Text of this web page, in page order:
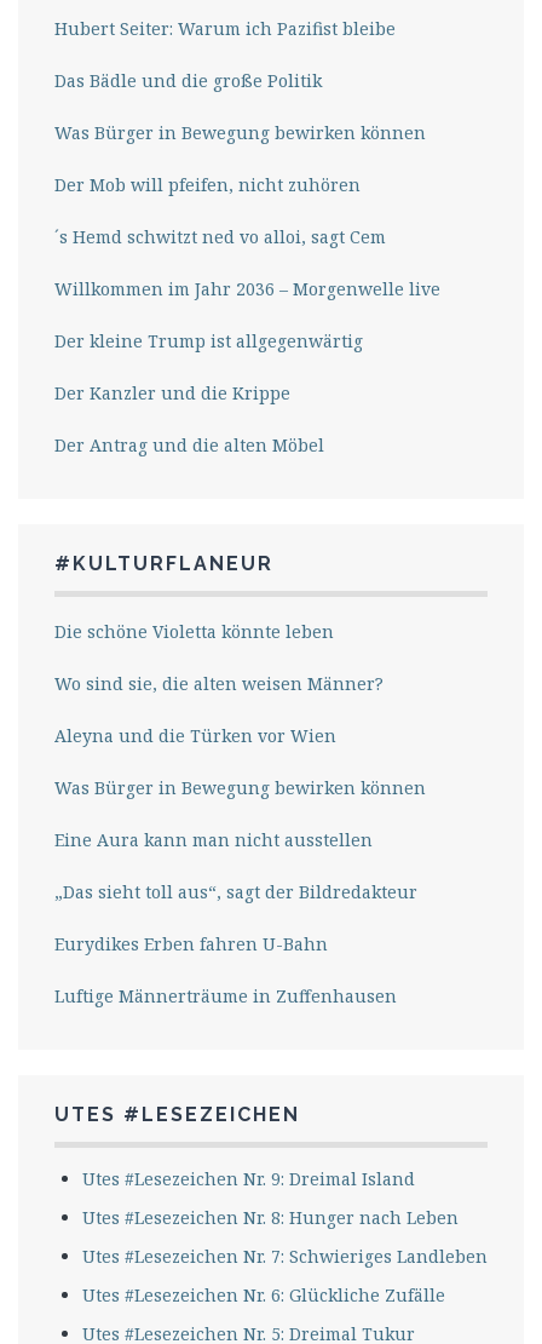
Hubert Seiter: Warum ich Pazifist bleibe
Das Bädle und die große Politik
Was Bürger in Bewegung bewirken können
Der Mob will pfeifen, nicht zuhören
´s Hemd schwitzt ned vo alloi, sagt Cem
Willkommen im Jahr 2036 – Morgenwelle live
Der kleine Trump ist allgegenwärtig
Der Kanzler und die Krippe
Der Antrag und die alten Möbel
#KULTURFLANEUR
Die schöne Violetta könnte leben
Wo sind sie, die alten weisen Männer?
Aleyna und die Türken vor Wien
Was Bürger in Bewegung bewirken können
Eine Aura kann man nicht ausstellen
„Das sieht toll aus“, sagt der Bildredakteur
Eurydikes Erben fahren U-Bahn
Luftige Männerträume in Zuffenhausen
UTES #LESEZEICHEN
Utes #Lesezeichen Nr. 9: Dreimal Island
Utes #Lesezeichen Nr. 8: Hunger nach Leben
Utes #Lesezeichen Nr. 7: Schwieriges Landleben
Utes #Lesezeichen Nr. 6: Glückliche Zufälle
Utes #Lesezeichen Nr. 5: Dreimal Tukur